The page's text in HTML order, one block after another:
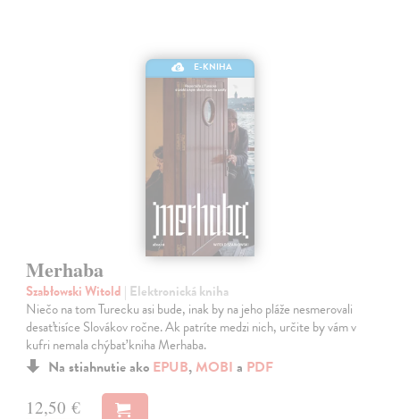
E-KNIHA
Merhaba
Szabłowski Witold | Elektronická kniha
Niečo na tom Turecku asi bude, inak by na jeho pláže nesmerovali
desaťtisíce Slovákov ročne. Ak patríte medzi nich, určite by vám v
kufri nemala chýbať kniha Merhaba.
Na stiahnutie ako EPUB, MOBI a PDF
12,50 €